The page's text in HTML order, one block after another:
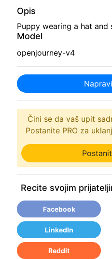
Opis
Puppy wearing a hat
Model
openjourney-v4
Čini se da vaš upit
Postanite PRO za
Recite svojim
Facebook
LinkedIn
Reddit